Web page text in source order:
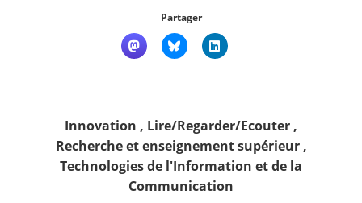
Qui sommes nous ?
Nous suivre
Partager
Innovation , Lire/Regarder/Ecouter ,
Recherche et enseignement supérieur,
Technologies de l'Information et de la
Communication